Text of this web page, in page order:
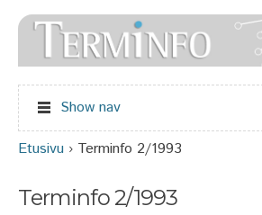
Jump to navigation
Show nav
Etusivu › Terminfo 2/1993
Terminfo 2/1993